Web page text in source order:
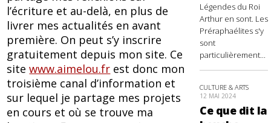
l’écriture et au-delà, en plus de
livrer mes actualités en avant
première. On peut s’y inscrire
gratuitement depuis mon site. Ce
sitewww.aimelou.fr est donc mon
troisième canal d’information et
sur lequel je partage mes projets
en cours et où se trouve ma
Légendes du Roi
Arthur en sont. Les
Préraphaélites s'y
sont
particulièrement...
CULTURE & ARTS
12 MAI 2024
Ce que dit la